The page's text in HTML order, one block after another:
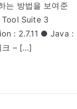
는 방법을 보여준
Tool Suite 3
: 2.7.11 ● Java :
크 – […]